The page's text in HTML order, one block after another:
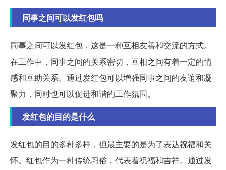
同事之间可以发红包吗
同事之间可以发红包，这是一种互相友善和交流的方式。
在工作中，同事之间的关系密切，互相之间有着一定的情
感和互助关系。通过发红包可以增强同事之间的友谊和凝
聚力，同时也可以促进和谐的工作氛围。
发红包的目的是什么
发红包的目的多种多样，但最主要的是为了表达祝福和关
怀。红包作为一种传统习俗，代表着祝福和吉祥。通过发